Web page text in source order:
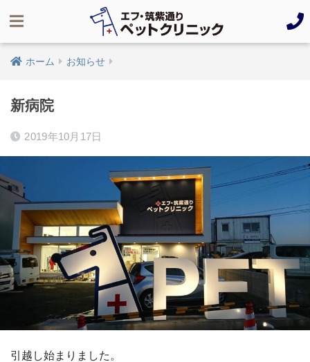
ホーム お知らせ
新病院
2019年10月17日
引越し始まりました。